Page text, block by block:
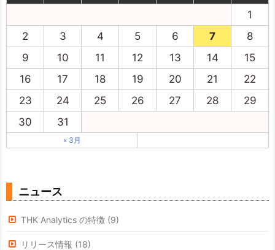
1
2
3 4 5 6 7
8
9
10 11 12 13 14
15
16
17 18 19 20 21
22
23
24 25 26 27 28
29
30
31
« 3月
ニュース
THK Analytics の特徴 (9)
リリース情報 (18)